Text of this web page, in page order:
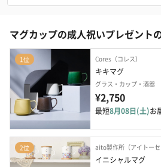
マグカップの成人祝いプレゼント
1位 Cores（コレス）
キキマグ
グラス・カップ・酒器
¥2,750
最短8月08日(土)お
2位 aito製作所（アイトーセ
イニシャルマグ